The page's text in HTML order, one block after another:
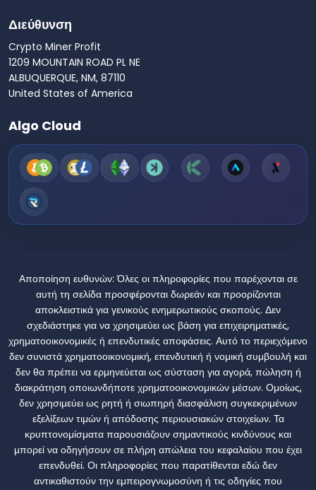
Διεύθυνση
Crypto Miner Profit
1209 MOUNTAIN ROAD PL NE
ALBUQUERQUE, NM, 87110
United States of America
Algo Cloud
Αποποίηση ευθυνών: Όλες οι πληροφορίες που παρέχονται σε
αυτή τη σελίδα προσφέρονται δωρεάν και προορίζονται
αποκλειστικά για γενικούς ενημερωτικούς σκοπούς. Δεν
σχεδιάστηκε για να χρησιμεύει ως βάση για επιχειρηματικές,
χρηματοοικονομικές ή επενδυτικές αποφάσεις. Αυτό το περιεχόμενο
δεν συνιστά χρηματοοικονομική, επενδυτική ή νομική συμβουλή και
δεν θα πρέπει να ερμηνεύεται ως σύσταση για αγορά, πώληση ή
διακράτηση οποιωνδήποτε χρηματοοικονομικών μέσων. Ομοίως,
δεν χρησιμεύει ως ρητή ή σιωπηρή διασφάλιση συγκεκριμένων
εξελίξεων τιμών ή απόδοσης περιουσιακών στοιχείων. Τα
κρυπτονομίσματα παρουσιάζουν σημαντικούς κινδύνους και
μπορεί να οδηγήσουν σε πλήρη απώλεια του κεφαλαίου που έχει
επενδυθεί. Οι πληροφορίες που παρατίθενται εδώ δεν
αντικαθιστούν την εμπειρογνωμοσύνη ή τις οδηγίες που